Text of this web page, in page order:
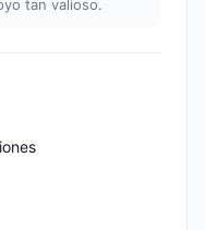
tan valioso.